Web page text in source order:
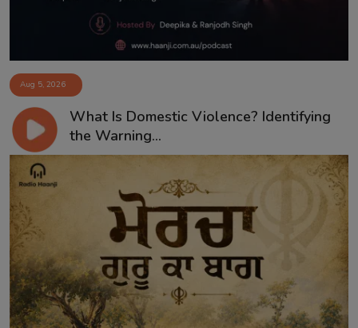
Aug 5, 2026
What Is Domestic Violence? Identifying
the Warning...